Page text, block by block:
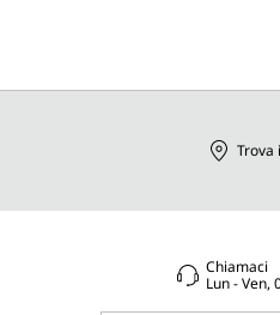
Trova
Chiamaci
Lun - Ven,